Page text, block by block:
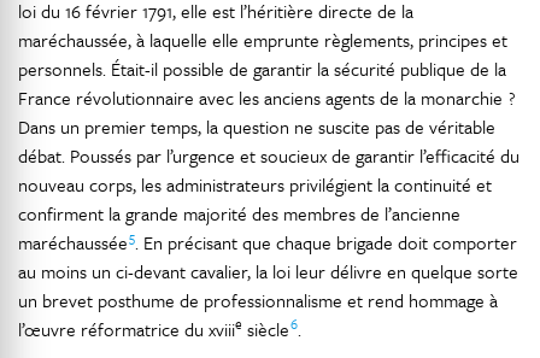
loi du 16 février 1791, elle est l’héritière directe de la
maréchaussée, à laquelle elle emprunte règlements, principes et
personnels. Était-il possible de garantir la sécurité publique de la
France révolutionnaire avec les anciens agents de la monarchie ?
Dans un premier temps, la question ne suscite pas de véritable
débat. Poussés par l’urgence et soucieux de garantir l’efficacité du
nouveau corps, les administrateurs privilégient la continuité et
confirment la grande majorité des membres de l’ancienne
maréchaussée5. En précisant que chaque brigade doit comporter
au moins un ci-devant cavalier, la loi leur délivre en quelque sorte
un brevet posthume de professionnalisme et rend hommage à
l’œuvre réformatrice du xviiie siècle6.